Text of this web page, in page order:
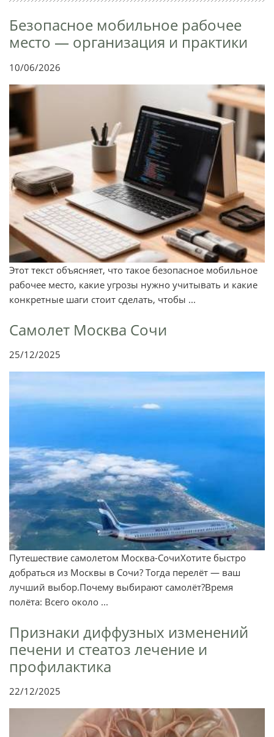
Безопасное мобильное рабочее
место — организация и практики
10/06/2026
Этот текст объясняет, что такое безопасное мобильное
рабочее место, какие угрозы нужно учитывать и какие
конкретные шаги стоит сделать, чтобы ...
Самолет Москва Сочи
25/12/2025
Путешествие самолетом Москва-СочиХотите быстро
добраться из Москвы в Сочи? Тогда перелёт — ваш
лучший выбор.Почему выбирают самолёт?Время
полёта: Всего около ...
Признаки диффузных изменений
печени и стеатоз лечение и
профилактика
22/12/2025